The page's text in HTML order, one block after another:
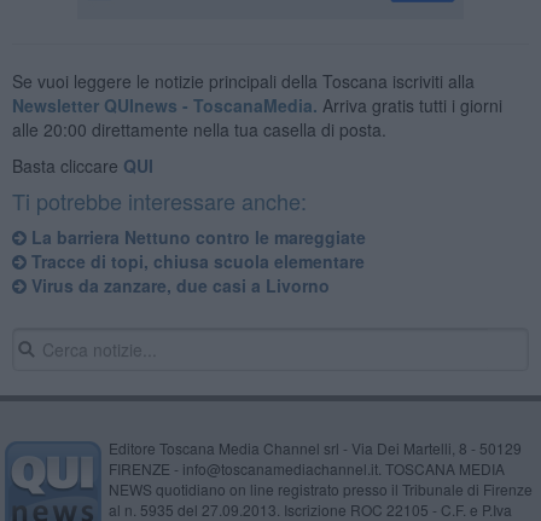
Se vuoi leggere le notizie principali della Toscana iscriviti alla
Newsletter QUInews - ToscanaMedia. Arriva gratis tutti i giorni
alle 20:00 direttamente nella tua casella di posta.
Basta cliccare QUI
Ti potrebbe interessare anche:
La barriera Nettuno contro le mareggiate
Tracce di topi, chiusa scuola elementare
Virus da zanzare, due casi a Livorno
Editore Toscana Media Channel srl - Via Dei Martelli, 8 - 50129
FIRENZE - info@toscanamediachannel.it. TOSCANA MEDIA
NEWS quotidiano on line registrato presso il Tribunale di Firenze
al n. 5935 del 27.09.2013. Iscrizione ROC 22105 - C.F. e P.Iva